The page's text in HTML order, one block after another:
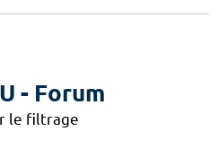
- Forum
le filtrage